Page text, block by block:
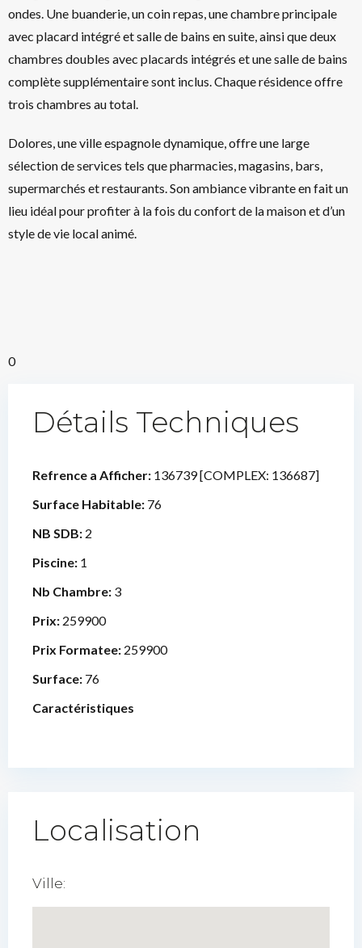
ondes. Une buanderie, un coin repas, une chambre principale
avec placard intégré et salle de bains en suite, ainsi que deux
chambres doubles avec placards intégrés et une salle de bains
complète supplémentaire sont inclus. Chaque résidence offre
trois chambres au total.
Dolores, une ville espagnole dynamique, offre une large
sélection de services tels que pharmacies, magasins, bars,
supermarchés et restaurants. Son ambiance vibrante en fait un
lieu idéal pour profiter à la fois du confort de la maison et d’un
style de vie local animé.
0
Détails Techniques
Refrence a Afficher: 136739 [COMPLEX: 136687]
Surface Habitable: 76
NB SDB: 2
Piscine: 1
Nb Chambre: 3
Prix: 259900
Prix Formatee: 259900
Surface: 76
Caractéristiques
Localisation
Ville: